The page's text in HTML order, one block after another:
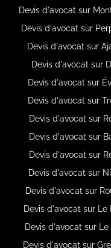
Devis d'avocat sur
Devis d'avocat sur
Devis d'avocat sur
Devis d'avocat sur
Devis d'avocat sur
Devis d'avocat sur
Devis d'avocat sur
Devis d'avocat sur
Devis d'avocat sur
Devis d'avocat sur
Devis d'avocat sur
Devis d'avocat sur
Devis d'avocat sur
Devis d'avocat sur